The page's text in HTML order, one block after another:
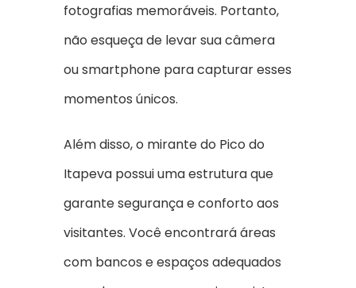
fotografias memoráveis. Portanto,
não esqueça de levar sua câmera
ou smartphone para capturar esses
momentos únicos.
Além disso, o mirante do Pico do
Itapeva possui uma estrutura que
garante segurança e conforto aos
visitantes. Você encontrará áreas
com bancos e espaços adequados